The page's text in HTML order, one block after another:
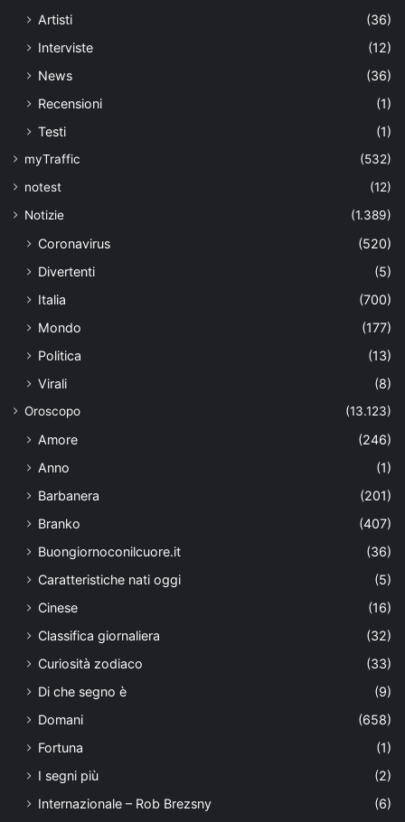
Artisti
(36)
Interviste
(12)
News
(36)
Recensioni
(1)
Testi
(1)
myTraffic
(532)
notest
(12)
Notizie
(1.389)
Coronavirus
(520)
Divertenti
(5)
Italia
(700)
Mondo
(177)
Politica
(13)
Virali
(8)
Oroscopo (13.123)
Amore
(246)
Anno
(1)
Barbanera
(201)
Branko
(407)
Buongiornoconilcuore.it
(36)
Caratteristiche nati oggi
(5)
Cinese
(16)
Classifica giornaliera
(32)
Curiosità zodiaco
(33)
Di che segno è
(9)
Domani
(658)
Fortuna
(1)
I segni più
(2)
Internazionale – Rob Brezsny
(6)